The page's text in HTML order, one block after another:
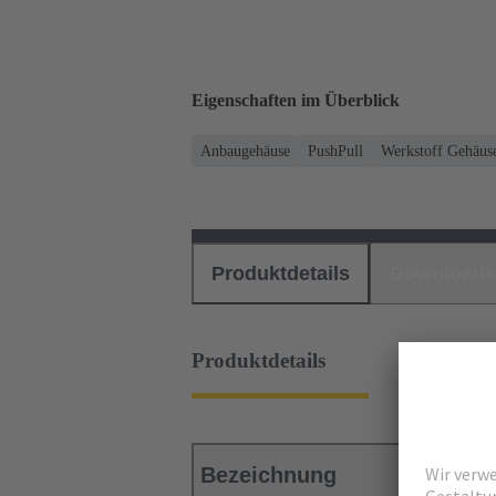
Eigenschaften im Überblick
Anbaugehäuse PushPull Werkstoff
Produktdetails
Produktdetails
Bezeichnung